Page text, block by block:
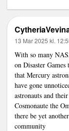
13 Mar 2025 kl.
With so many
on Disaster Games
that Mercury
have gone
astronauts and
Cosmonaute the
there be yet
community